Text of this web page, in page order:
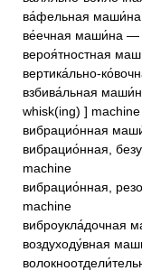
ва́фельная
ве́ечная маши́на —
вероя́тностная
вертика́льно-
взбива́льная
whisk(ing) ] machine
вибрацио́нная
вибрацио́нная,
machine
вибрацио́нная,
machine
виброукла́дочная
воздуходу́вная